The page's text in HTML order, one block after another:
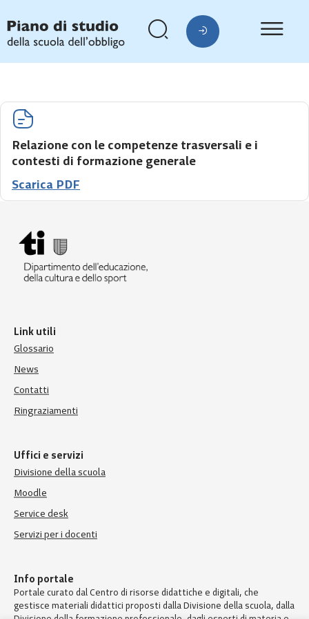
Relazione con le competenze trasversali e i
contesti di formazione generale
Scarica PDF
Link utili
Glossario
News
Contatti
Ringraziamenti
Uffici e servizi
Divisione della scuola
Moodle
Service desk
Servizi per i docenti
Info portale
Portale curato dal Centro di risorse didattiche e digitali, che
gestisce materiali didattici proposti dalla Divisione della scuola, dalla